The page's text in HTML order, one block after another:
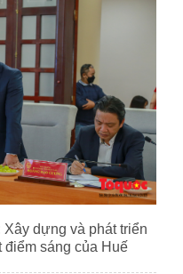
dựng và phát triển
sáng của Huế